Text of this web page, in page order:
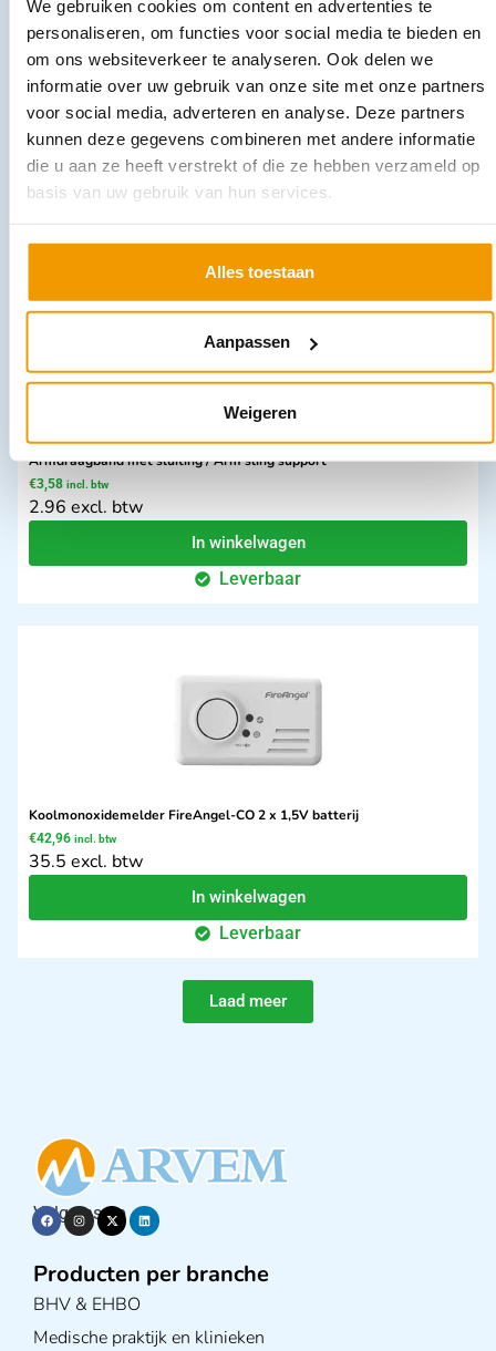
We gebruiken cookies om content en advertenties te
personaliseren, om functies voor social media te bieden en
om ons websiteverkeer te analyseren. Ook delen we
informatie over uw gebruik van onze site met onze partners
voor social media, adverteren en analyse. Deze partners
kunnen deze gegevens combineren met andere informatie
die u aan ze heeft verstrekt of die ze hebben verzameld op
basis van uw gebruik van hun services.
Alles toestaan
Aanpassen
Weigeren
Mondmasker OK kleur blauw met elastische bandjes Ds 50 stuks
€ incl. btw
3.21 excl. btw
In winkelwagen
Armdraagband met sluiting / Arm sling support
€3,58 incl. btw
2.96 excl. btw
In winkelwagen
Leverbaar
Koolmonoxidemelder FireAngel-CO 2 x 1,5V batterij
€42,96 incl. btw
35.5 excl. btw
In winkelwagen
Leverbaar
Laad meer
Volg ons op
Producten per branche
BHV & EHBO
Medische praktijk en klinieken